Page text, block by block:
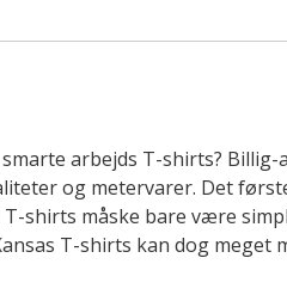
arbejds T-shirts?
og metervarer. Det
shirts måske bare være
T-shirts kan dog meget